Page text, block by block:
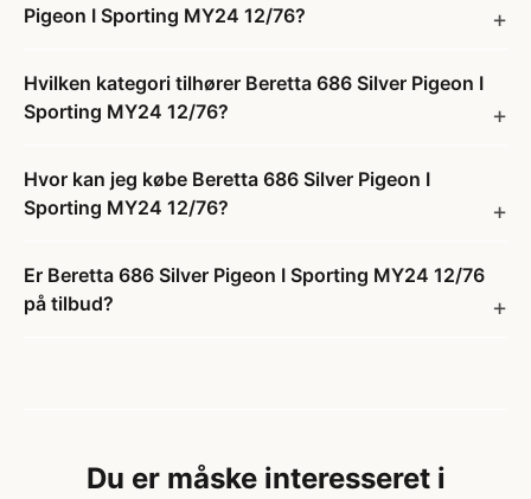
Pigeon I Sporting MY24 12/76?
Hvilken kategori tilhører Beretta 686 Silver Pigeon I
Sporting MY24 12/76?
Hvor kan jeg købe Beretta 686 Silver Pigeon I
Sporting MY24 12/76?
Er Beretta 686 Silver Pigeon I Sporting MY24 12/76
på tilbud?
Du er måske interesseret i